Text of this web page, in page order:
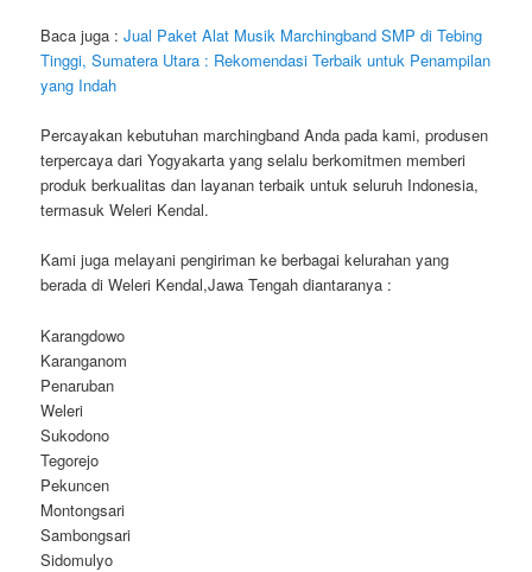
Baca juga :Jual Paket Alat Musik Marchingband SMP di Tebing
Tinggi, Sumatera Utara : Rekomendasi Terbaik untuk Penampilan
yang Indah
Percayakan kebutuhan marchingband Anda pada kami, produsen
terpercaya dari Yogyakarta yang selalu berkomitmen memberi
produk berkualitas dan layanan terbaik untuk seluruh Indonesia,
termasuk Weleri Kendal.
Kami juga melayani pengiriman ke berbagai kelurahan yang
berada di Weleri Kendal,Jawa Tengah diantaranya :
Karangdowo
Karanganom
Penaruban
Weleri
Sukodono
Tegorejo
Pekuncen
Montongsari
Sambongsari
Sidomulyo